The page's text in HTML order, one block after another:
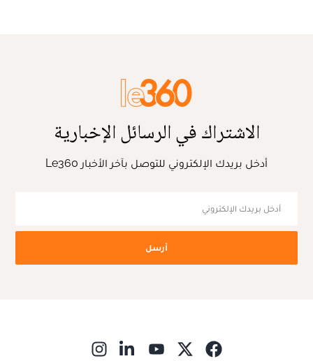
الاشتراك في الرسائل الإخبارية
أدخل بريدك الإلكتروني للتوصل بآخر الأخبار Le360
أرسل